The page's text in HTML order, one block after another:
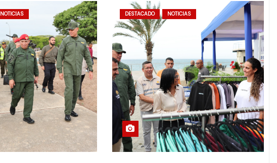
NOTICIAS DESTACADO NOTICIAS